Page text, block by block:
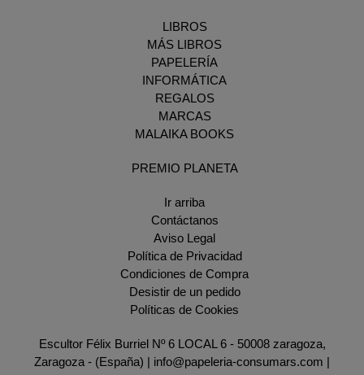
LIBROS
MÁS LIBROS
PAPELERÍA
INFORMÁTICA
REGALOS
MARCAS
MALAIKA BOOKS
PREMIO PLANETA
Ir arriba
Contáctanos
Aviso Legal
Política de Privacidad
Condiciones de Compra
Desistir de un pedido
Políticas de Cookies
Escultor Félix Burriel Nº 6 LOCAL 6 - 50008 zaragoza,
Zaragoza - (España) | info@papeleria-consumars.com |